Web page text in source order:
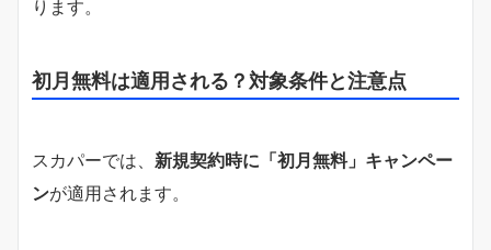
ります。
初月無料は適用される？対象条件と注意点
スカパーでは、 新規契約時に「初月無料」キャンペー
ンが適用されます。